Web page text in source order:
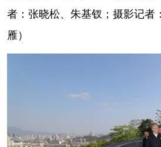
彩票 娱乐
文化产业
者：张晓松、朱基钗；摄影记者
雁）